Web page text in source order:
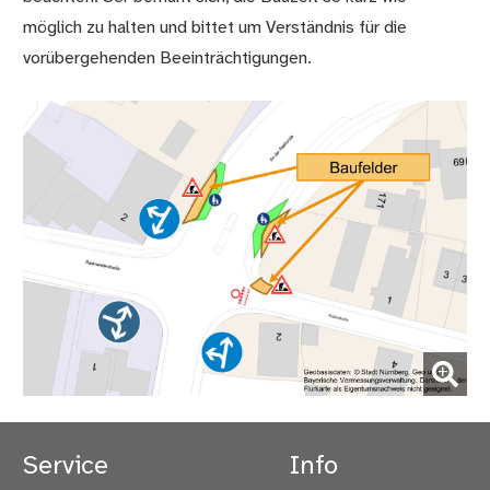
möglich zu halten und bittet um Verständnis für die
vorübergehenden Beeinträchtigungen.
(Bild vergrößern)
Service Info